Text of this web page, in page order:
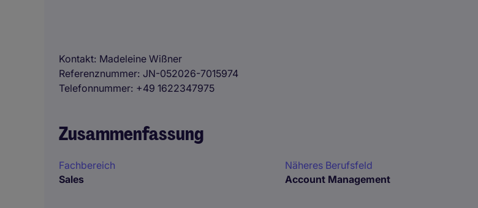
Kontakt Madeleine Wißner
Referenznummer JN-052026-7015974
Telefonnummer +49 1622347975
Zusammenfassung
Fachbereich
Sales
Näheres Berufsfeld
Account Management